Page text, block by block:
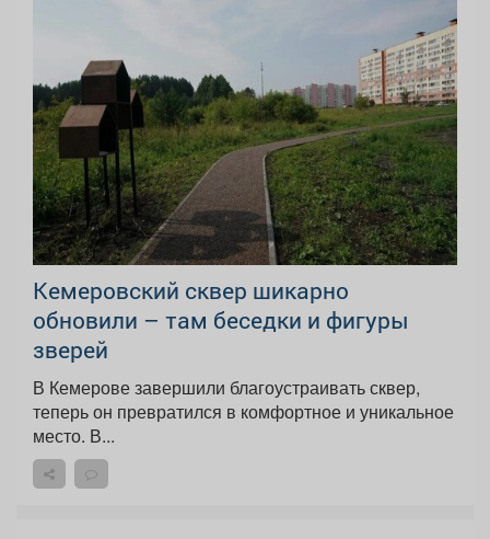
Кемеровский сквер шикарно
обновили – там беседки и фигуры
зверей
В Кемерове завершили благоустраивать сквер,
теперь он превратился в комфортное и уникальное
место. В...